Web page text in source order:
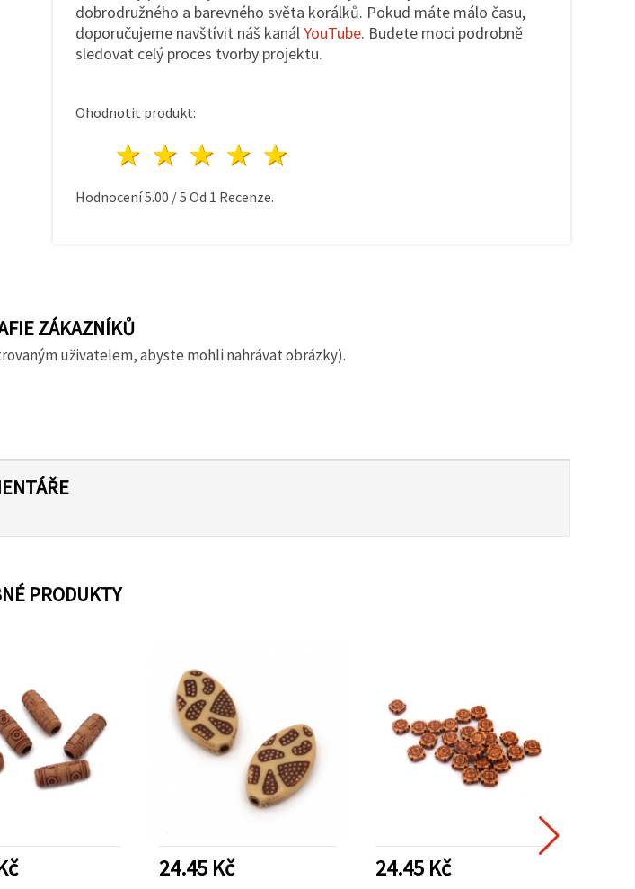
dobrodružného a barevného světa korálků. Pokud máte málo času,
doporučujeme navštívit náš kanál YouTube. Budete moci podrobně
sledovat celý proces tvorby projektu.
Ohodnotit produkt:
4 hvězdy
3 hvězdy
2 hvězdy
1 hvězda
Hodnocení5.00 /5 Od 1 Recenze.
ZÁKAZNÍKŮ
uživatelem, abyste mohli nahrávat obrázky).
PRODUKTY
24.45 Kč 24.45 Kč